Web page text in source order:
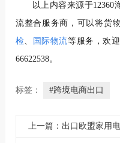
以上内容来源于12360
流整合服务商，可以将货
检、 国际物流等服务，欢
66622538。
标签： #跨境电商出口
上一篇：出口欧盟家用